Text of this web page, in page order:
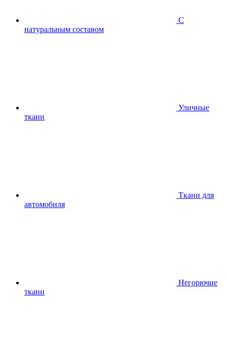
С
натуральным составом
Уличные
ткани
Ткани для
автомобиля
Негорючие
ткани